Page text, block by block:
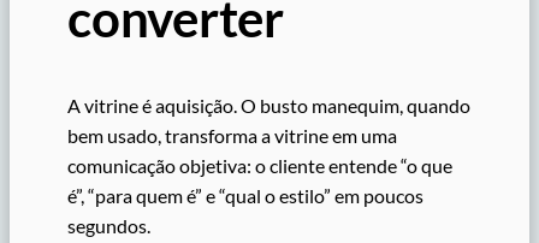
converter
A vitrine é aquisição. O busto manequim, quando
bem usado, transforma a vitrine em uma
comunicação objetiva: o cliente entende “o que
é”, “para quem é” e “qual o estilo” em poucos
segundos.